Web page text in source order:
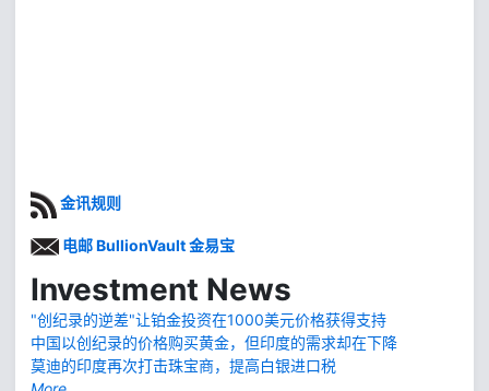
金讯规则
电邮 BullionVault 金易宝
Investment News
"创纪录的逆差"让铂金投资在1000美元价格获得支持
中国以创纪录的价格购买黄金，但印度的需求却在下降
莫迪的印度再次打击珠宝商，提高白银进口税